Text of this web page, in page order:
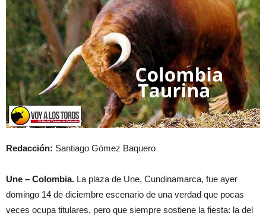
Redacción: Santiago Gómez Baquero
Une – Colombia. La plaza de Une, Cundinamarca, fue ayer
domingo 14 de diciembre escenario de una verdad que pocas
veces ocupa titulares, pero que siempre sostiene la fiesta: la del